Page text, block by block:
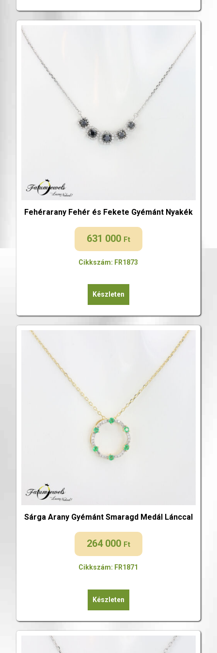
Fehérarany Fehér és Fekete Gyémánt Nyakék
631 000 Ft
Cikkszám: FR1873
Készleten
Sárga Arany Gyémánt Smaragd Medál Lánccal
264 000 Ft
Cikkszám: FR1871
Készleten